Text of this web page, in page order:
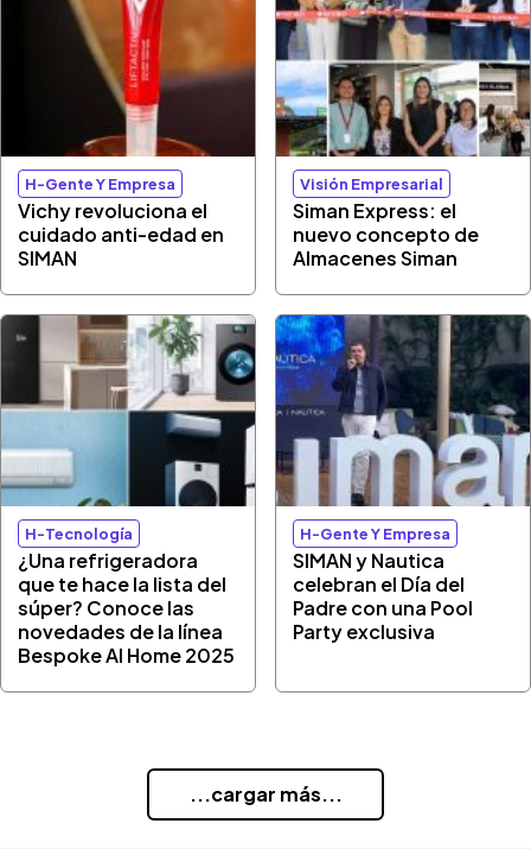
H-Gente Y Empresa
Vichy revoluciona el
cuidado anti-edad en
SIMAN
Visión Empresarial
Siman Express: el
nuevo concepto de
Almacenes Siman
H-Tecnología
¿Una refrigeradora
que te hace la lista del
súper? Conoce las
novedades de la línea
Bespoke AI Home 2025
H-Gente Y Empresa
SIMAN y Nautica
celebran el Día del
Padre con una Pool
Party exclusiva
...cargar más...